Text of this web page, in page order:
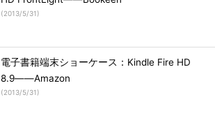
(2013/5/31)
電子書籍端末ショーケース：Kindle Fire HD
8.9――Amazon
(2013/5/31)